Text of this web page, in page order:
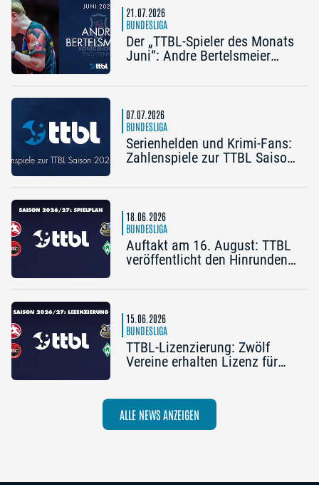
21.07.2026
BUNDESLIGA
Der „TTBL-Spieler des Monats
Juni“: Andre Bertelsmeier
07.07.2026
BUNDESLIGA
Serienhelden und Krimi-Fans:
Zahlenspiele zur TTBL Saison
18.06.2026
BUNDESLIGA
Auftakt am 16. August: TTBL
veröffentlicht den Hinrunden-
15.06.2026
BUNDESLIGA
TTBL-Lizenzierung: Zwölf
Vereine erhalten Lizenz für
ALLE NEWS ANZEIGEN